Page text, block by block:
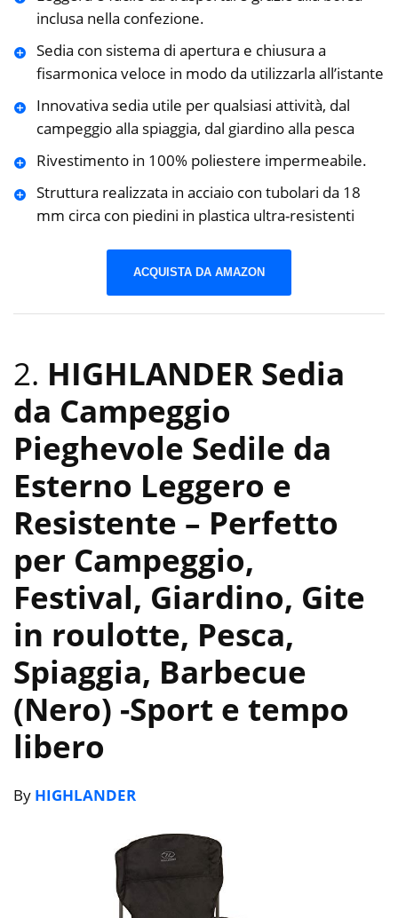
inclusa nella confezione.
Sedia con sistema di apertura e chiusura a
fisarmonica veloce in modo da utilizzarla all’istante
Innovativa sedia utile per qualsiasi attività, dal
campeggio alla spiaggia, dal giardino alla pesca
Rivestimento in 100% poliestere impermeabile.
Struttura realizzata in acciaio con tubolari da 18
mm circa con piedini in plastica ultra-resistenti
ACQUISTA DA AMAZON
2. HIGHLANDER Sedia
da Campeggio
Pieghevole Sedile da
Esterno Leggero e
Resistente – Perfetto
per Campeggio,
Festival, Giardino, Gite
in roulotte, Pesca,
Spiaggia, Barbecue
(Nero) -Sport e tempo
libero
By HIGHLANDER